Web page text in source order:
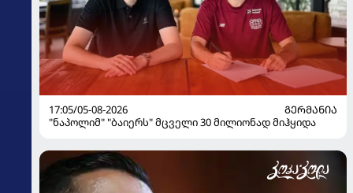
17:05/05-08-2026
ᲒᲔᲠᲛᲐᲜᲘᲐ
"ნაპოლიმ" "ბაიერს" მცველი 30 მილიონად მიჰყიდა